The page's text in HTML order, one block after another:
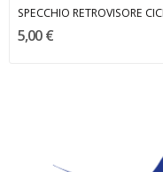
5,00 €